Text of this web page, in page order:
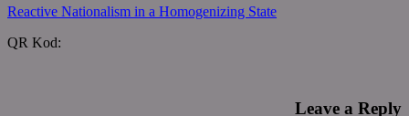
Reactive Nationalism in a Homogenizing State
QR Kod:
Leave a Reply